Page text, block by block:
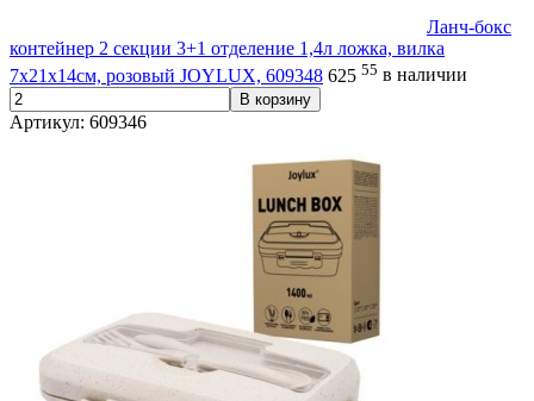
Ланч-бокс
контейнер 2 секции 3+1 отделение 1,4л ложка, вилка
7х21х14см, розовый JOYLUX, 609348 625 55 в наличии
В корзину
Артикул: 609346